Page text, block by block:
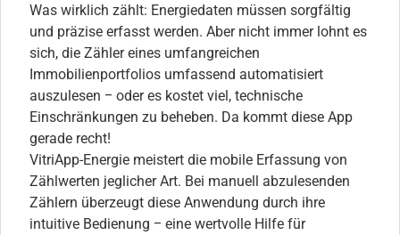
Was wirklich zählt: Energiedaten müssen sorgfältig
und präzise erfasst werden. Aber nicht immer lohnt es
sich, die Zähler eines umfangreichen
Immobilienportfolios umfassend automatisiert
auszulesen ‒ oder es kostet viel, technische
Einschränkungen zu beheben. Da kommt diese App
gerade recht!
VitriApp-Energie meistert die mobile Erfassung von
Zählwerten jeglicher Art. Bei manuell abzulesenden
Zählern überzeugt diese Anwendung durch ihre
intuitive Bedienung ‒ eine wertvolle Hilfe für